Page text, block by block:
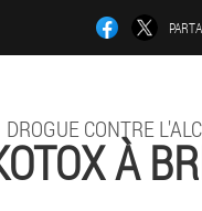
DROGUE CONTRE
À